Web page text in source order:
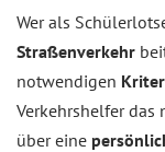
Wer als
Straßenverkehr
notwendigen
Verkehrshelfer das
über eine